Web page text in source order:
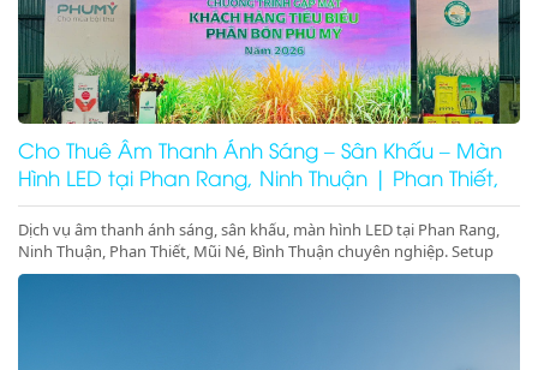
Cho Thuê Âm Thanh Ánh Sáng – Sân Khấu – Màn
Hình LED tại Phan Rang, Ninh Thuận | Phan Thiết,
Mũi Né, Bình Thuận
Dịch vụ âm thanh ánh sáng, sân khấu, màn hình LED tại Phan Rang,
Ninh Thuận, Phan Thiết, Mũi Né, Bình Thuận chuyên nghiệp. Setup
trọn gói sự kiện, gala dinner, pool party, giá tốt – thi công nhanh –